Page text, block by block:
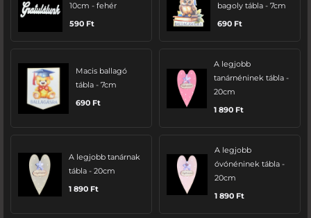
10cm - fehér
590 Ft
bagoly tábla - 7cm
690 Ft
Macis ballagó
tábla - 7cm
690 Ft
A legjobb
tanárnéninek tábla -
20cm
1 890 Ft
A legjobb tanárnak
tábla - 20cm
1 890 Ft
A legjobb
óvónéninek tábla -
20cm
1 890 Ft